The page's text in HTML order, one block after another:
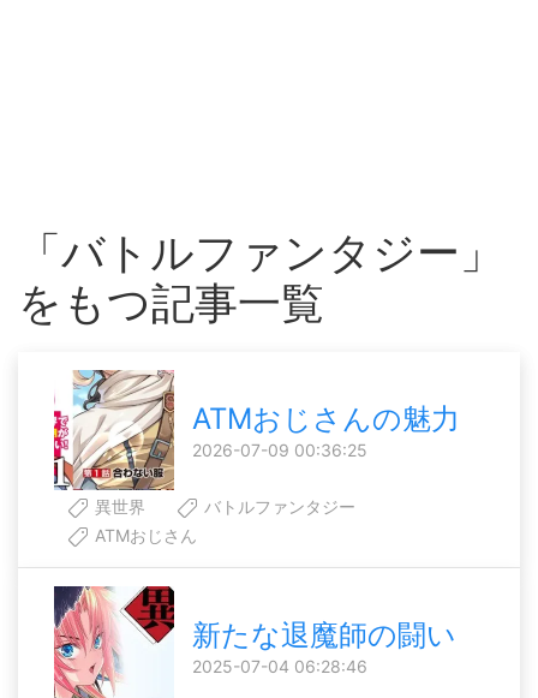
「バトルファンタジー」
をもつ記事一覧
ATMおじさんの魅力
2026-07-09 00:36:25
異世界
バトルファンタジー
ATMおじさん
新たな退魔師の闘い
2025-07-04 06:28:46